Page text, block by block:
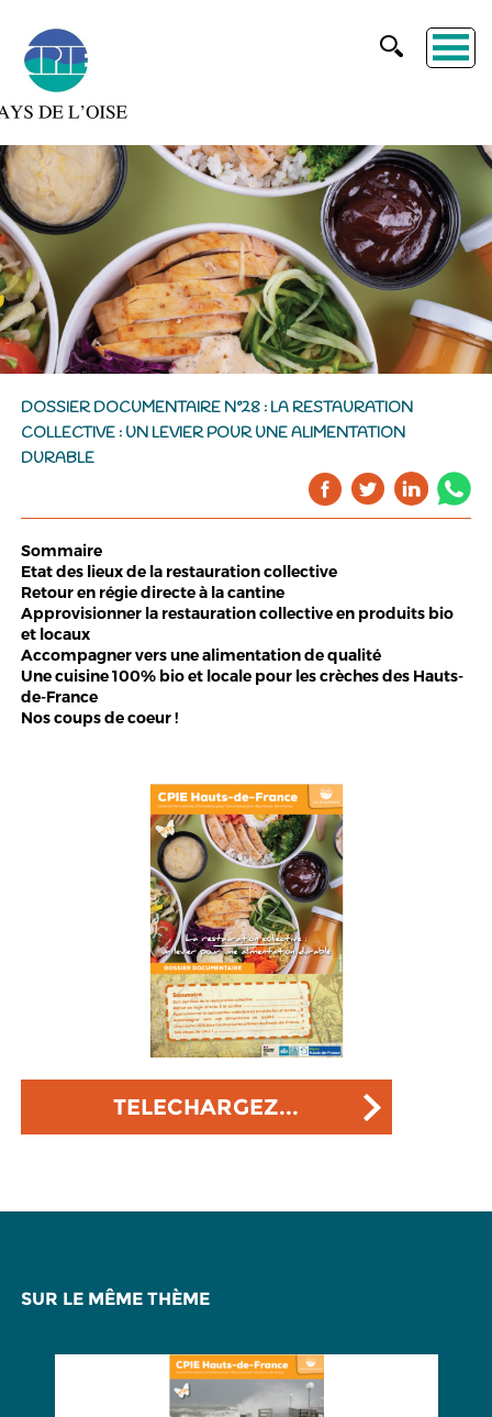
DOSSIER DOCUMENTAIRE N°28 : LA RESTAURATION
COLLECTIVE : UN LEVIER POUR UNE ALIMENTATION
DURABLE
Sommaire
Etat des lieux de la restauration collective
Retour en régie directe à la cantine
Approvisionner la restauration collective en produits bio
et locaux
Accompagner vers une alimentation de qualité
Une cuisine 100% bio et locale pour les crèches des Hauts-
de-France
Nos coups de coeur !
TELECHARGEZ...
SUR LE MÊME THÈME